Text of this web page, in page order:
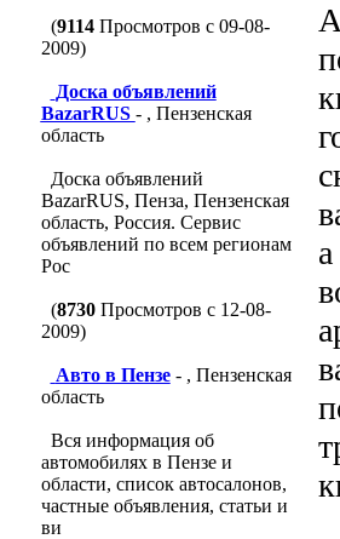
(9114Просмотров с 09-08-
2009)
Доска объявлений
BazarRUS - , Пензенская
область
Доска объявлений
BazarRUS, Пенза, Пензенская
область, Россия. Сервис
объявлений по всем регионам
Рос
(8730Просмотров с 12-08-
2009)
Авто в Пензе- , Пензенская
область
Вся информация об
автомобилях в Пензе и
области, список автосалонов,
частные объявления, статьи и
ви